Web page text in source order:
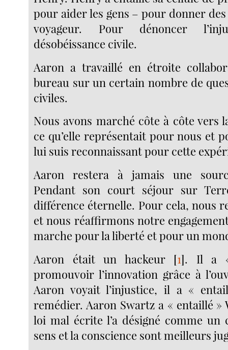
pour aider les gens – pour donner
voyageur. Pour dénoncer
désobéissance civile.
Aaron a travaillé en étroite
bureau sur un certain nombre de
civiles.
Nous avons marché côte à côte vers
ce qu’elle représentait pour nous et
lui suis reconnaissant pour cette
Aaron restera à jamais une
Pendant son court séjour sur
différence éternelle. Pour cela, nous
et nous réaffirmons notre
marche pour la liberté et pour un
Aaron était un hackeur[1]. Il a
promouvoir l’innovation grâce à
Aaron voyait l’injustice, il a «
remédier. Aaron Swartz a « entaillé »
loi mal écrite l’a désigné comme
sens et la conscience sont meilleurs